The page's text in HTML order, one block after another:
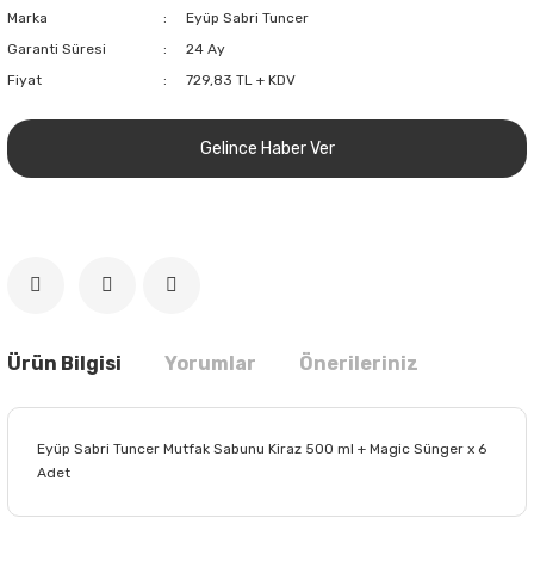
Marka
Eyüp Sabri Tuncer
Garanti Süresi
24 Ay
Fiyat
729,83 TL + KDV
Gelince Haber Ver
Ürün Bilgisi Yorumlar Önerileriniz
Eyüp Sabri Tuncer Mutfak Sabunu Kiraz 500 ml + Magic Sünger x 6
Adet